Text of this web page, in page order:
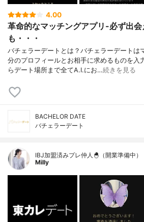
4.00
革命的なマッチングアプリ-必ず出会
も・・・
バチェラーデートとは？バチェラーデートは
分のプロフィールとお相手に求めるものを入
らデート場所まで全てA.I.にお…続きを見る
BACHELOR DATE
バチェラーデート
IBJ加盟済みプレ仲人🐣（開業準備中）
Milly